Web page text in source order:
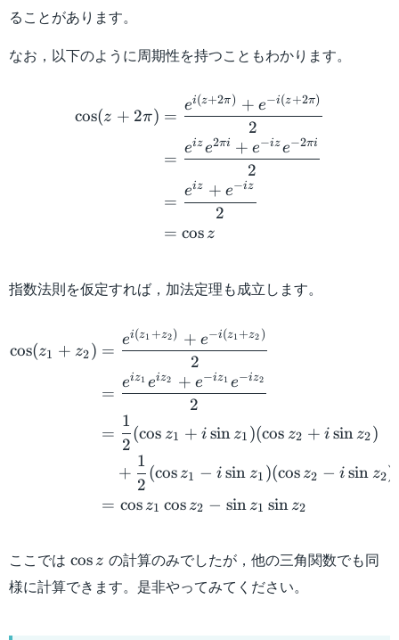
ることがあります。
なお，以下のように周期性を持つこともわかります。
\begin{aligned} \cos
cos(z + 2π) =
2
ei(z+2π) + e−i(z+2π)
=
2
eize2πi + e−ize−2πi
=
2
eiz + e−iz
= cos z
指数法則を仮定すれば，加法定理も成立します。
\begin{aligned} \cos
cos(z1 + z2) =
2
ei(z1 +z2) + e−i(z1+z2 )
=
2
eiz1 eiz2 + e−iz1 e−iz2
=
2
1
(cos z1 + i sin z1 )(cos z2 + i sin z2)
+
2
1
(cos z1 − i sin z1 )(cos z2 − i sin z2)
= cos z1 cos z2 − sin z1 sin z2
ここでは \cos
cos z の計算のみでしたが，他の三角関数でも同
様に計算できます。是非やってみてください。